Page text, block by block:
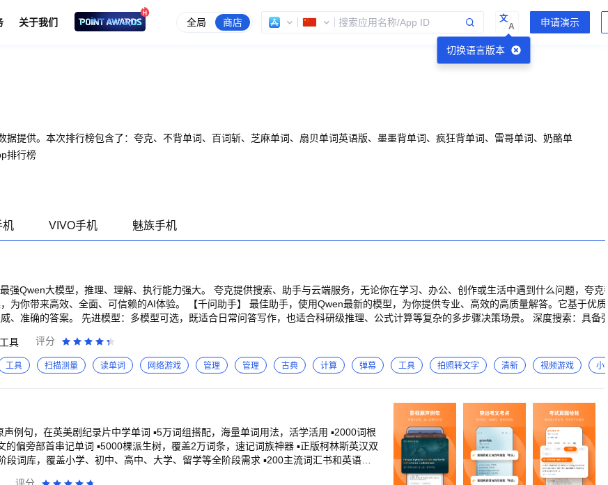
关于我们 全局 商店
切换语言版本
文
A
据提供。本次排行榜包含了：夸克、不背单词、百词斩、芝麻单词、扇贝单词英语版、墨墨背单词、疯狂背单词、雷哥单词、奶酪单
排行榜
机 VIVO手机 魅族手机
强Qwen大模型，推理、理解、执行能力强大。 夸克提供搜索、助手与云端服务，无论你在学习、办公、创作或生活中遇到什么问题，夸
手】 最佳助手，使用Qwen最新的模型，为你提供专业、高效的高质量解答。它基于优质知识源与强大的推理能
、准确的答案。 先进模型：多模型可选，既适合日常问答写作，也适合科研级推理、公式计算等复杂的多步骤决策场景。 深度搜索：具备
格式。 【AI搜索】 高效检索：查资料、看资讯、找答案，夸克帮你快速找到最合适的结果。 智能理解：搜索更懂你，自动
总结：即时生成摘要，汇总重点信息，让复杂问题一眼看懂。 结果优化：搜索结果更直观、更智能，节省时间更省心。 纯净体验：界面简
越、悬疑探案、玄幻修仙，应有尽有。 极致阅读：排版清爽、操作便捷，沉浸阅读更舒适。 AI听书：多音色自然朗读，声音流畅真实，沉浸体验更
心存储。 多端同步：手机电脑随时看。 超级播放器：高清画质、AI字幕，沉浸式观影体验。 如果你在使用产品过程中遇到了任何问题或需要我们协助，
们将尽快处理！ 反馈方式： -软件反馈：设置->意见反馈 -邮件反馈：kksupport@service.alibaba.com -官方网站：http://www.quark.cn
具 评分
工具 扫描测量 读单词 网络游戏 管理 管理 古典 计算 弹幕 工具 拍照转文字 清新 视频游戏 小
声例句，在英美剧纪录片中学单词 ▪5万词组搭配，海量单词用法，活学活用 ▪2000词根
的偏旁部首串记单词 ▪5000棵派生树，覆盖2万词条，速记词族神器 ▪正版柯林斯英汉双
段词库，覆盖小学、初中、高中、大学、留学等全阶段需求 ▪200主流词汇书和英语教